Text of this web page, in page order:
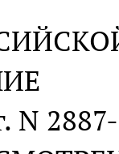
N